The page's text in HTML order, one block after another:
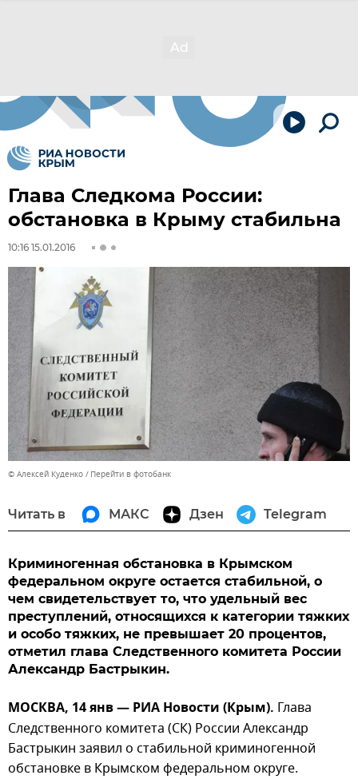
Глава Следкома России:
обстановка в Крыму стабильна
10:16 15.01.2016
© Алексей Куденко Перейти в фотобанк
Читать в МАКС Дзен Telegram
Криминогенная обстановка в Крымском
федеральном округе остается стабильной, о
чем свидетельствует то, что удельный вес
преступлений, относящихся к категории тяжких
и особо тяжких, не превышает 20 процентов,
отметил глава Следственного комитета России
Александр Бастрыкин.
МОСКВА, 14 янв — РИА Новости (Крым). Глава
Следственного комитета (СК) России Александр
Бастрыкин заявил о стабильной криминогенной
обстановке в Крымском федеральном округе.